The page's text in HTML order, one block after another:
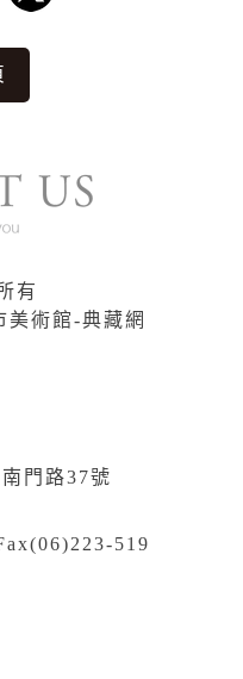
有
美術館-典藏網
門路37號
519